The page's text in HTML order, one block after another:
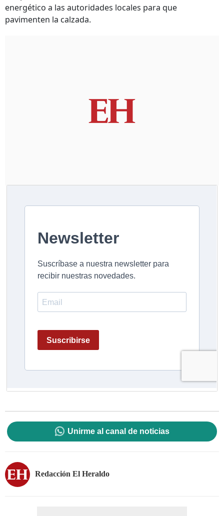
energético a las autoridades locales para que
pavimenten la calzada.
Unirme al canal de noticias
Redacción El Heraldo